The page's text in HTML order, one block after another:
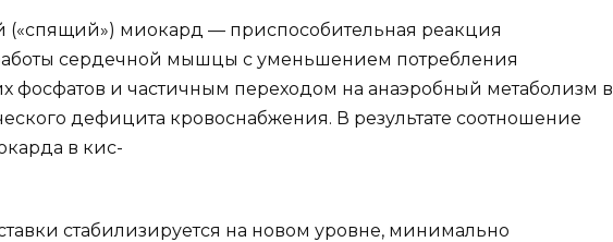
миокард — приспособительная реакция
сердечной мышцы с уменьшением потребления
фосфатов и частичным переходом на анаэробный метаболизм в
дефицита кровоснабжения. В результате соотношение
в кис-
стабилизируется на новом уровне, минимально